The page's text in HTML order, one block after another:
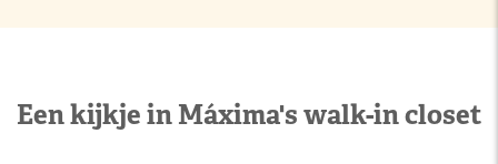
Een kijkje in Máxima's walk-in closet